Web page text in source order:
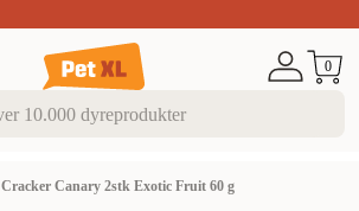
0
Cracker Canary 2stk Exotic Fruit 60 g